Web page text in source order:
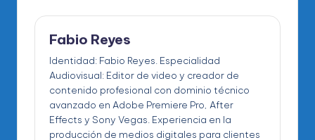
Fabio Reyes
Identidad: Fabio Reyes. Especialidad
Audiovisual: Editor de video y creador de
contenido profesional con dominio técnico
avanzado en Adobe Premiere Pro, After
Effects y Sony Vegas. Experiencia en la
producción de medios digitales para clientes